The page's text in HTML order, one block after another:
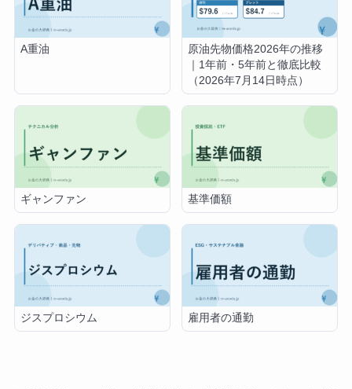
A重油
原油先物価格2026年の推移
｜1年前・5年前と徹底比較
（2026年7月14日時点）
ギャンファン 基準価額
ジスプロシウム 雇用者の通勤